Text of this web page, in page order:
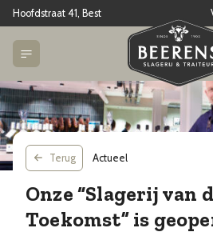
Hoofdstraat 41, Best
Terug Actueel
Onze “Slagerij van
Toekomst” is